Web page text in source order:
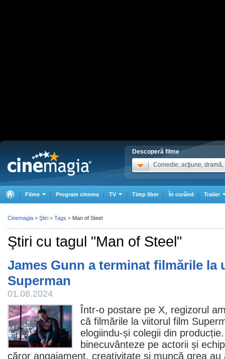
Descoperă filme
Comedie, acţiune, dramă,
Filme Program cinema TV Timp liber În curând Trailer
Ştiri cu tagul "Man of Steel"
James Gunn a terminat filmările la
Superman
01.08.2024
Într-o postare pe X, regizorul
că filmările la viitorul film
elogiindu-și colegii din
binecuvânteze pe actorii și
căror angajament, creativitate și muncă grea
Cinemagia > Ştiri > Tags > Man of Steel